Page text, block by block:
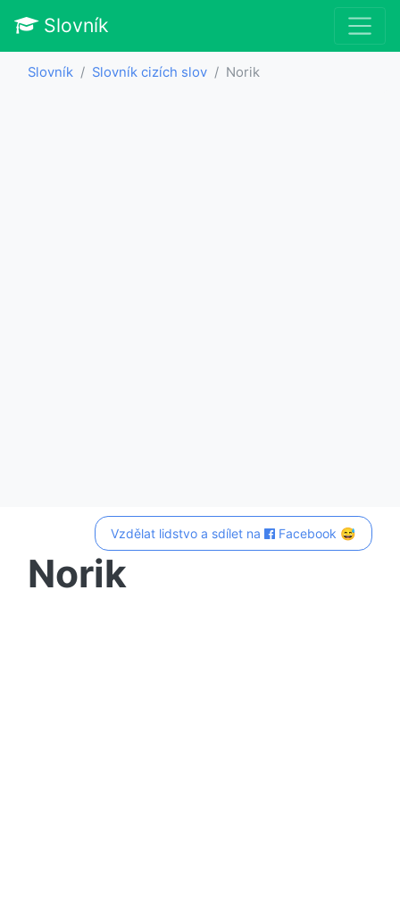
Slovník
Slovník Slovník cizích slov Norik
Vzdělat lidstvo a sdílet na Facebook 😅
Norik